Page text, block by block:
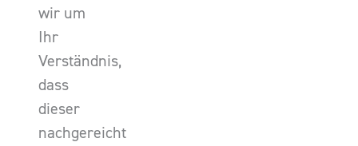
wir um
Ihr
Verständnis,
dass
dieser
nachgereicht